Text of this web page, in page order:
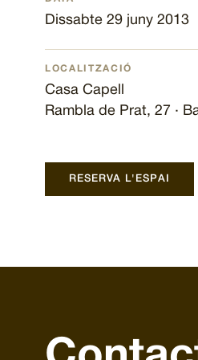
Dissabte 29 juny 2013
LOCALITZACIÓ
Casa Capell
Rambla de Prat, 27 ·
RESERVA L'ESPAI